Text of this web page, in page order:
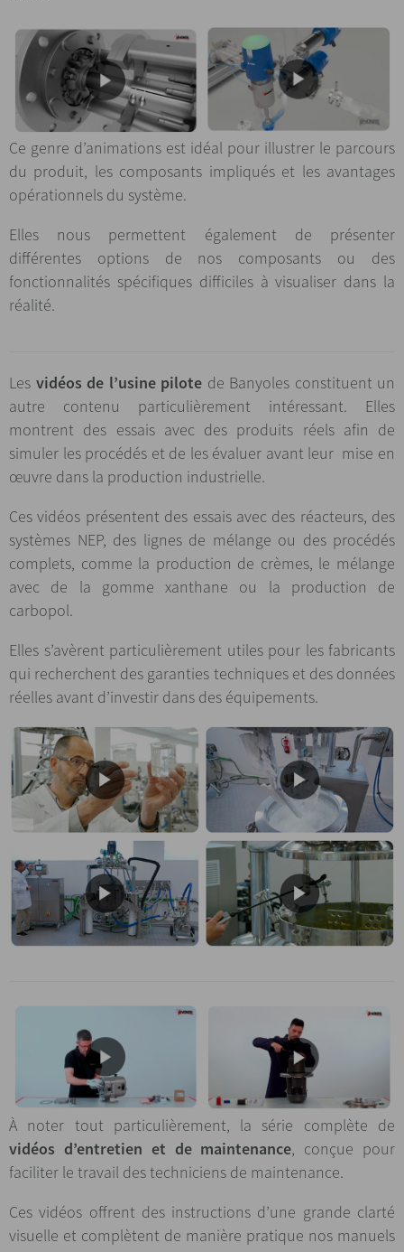
Ce genre d’animations est idéal pour illustrer le parcours
du produit, les composants impliqués et les avantages
opérationnels du système.
Elles nous permettent également de présenter
différentes options de nos composants ou des
fonctionnalités spécifiques difficiles à visualiser dans la
réalité.
Les vidéos de l’usine pilote de Banyoles constituent un
autre contenu particulièrement intéressant. Elles
montrent des essais avec des produits réels afin de
simuler les procédés et de les évaluer avant leur mise en
œuvre dans la production industrielle.
Ces vidéos présentent des essais avec des réacteurs, des
systèmes NEP, des lignes de mélange ou des procédés
complets, comme la production de crèmes, le mélange
avec de la gomme xanthane ou la production de
carbopol.
Elles s’avèrent particulièrement utiles pour les fabricants
qui recherchent des garanties techniques et des données
réelles avant d’investir dans des équipements.
À noter tout particulièrement, la série complète de
vidéos d’entretien et de maintenance, conçue pour
faciliter le travail des techniciens de maintenance.
Ces vidéos offrent des instructions d’une grande clarté
visuelle et complètent de manière pratique nos manuels